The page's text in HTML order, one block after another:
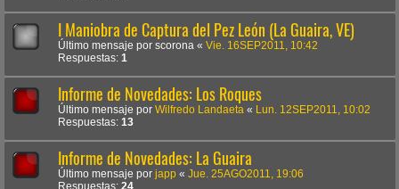
I Maniobra de Captura del Pez León (La Guaira, VE)
Último mensaje por scorona « Vie. 16SEP2011, 10:42
Respuestas: 1
Informe de Novedades: Los Roques
Último mensaje por Wilfredo Landaeta «
Lun. 12SEP2011, 10:02
Respuestas: 13
Informe de Novedades: La Guaira
Último mensaje por japp « Jue. 25AGO2011, 19:06
Respuestas: 24